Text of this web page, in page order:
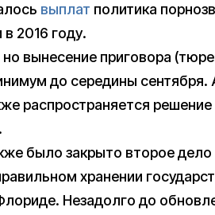
выплат политика
2016 году.
вынесение приговора
до середины сентября.
распространяется решение
было закрыто второе
хранении
Незадолго до